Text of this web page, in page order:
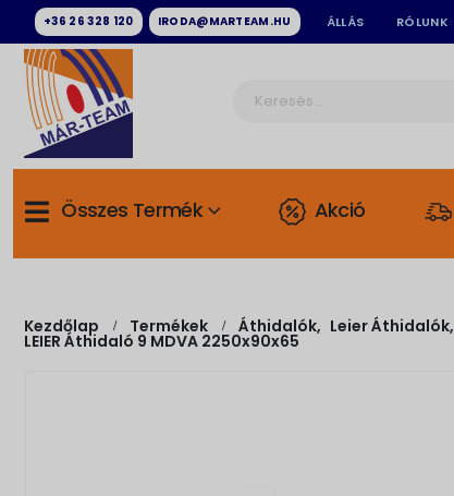
+36 26 328 120 IRODA@MARTEAM.HU ÁLLÁS RÓLUNK
Összes Termék Akció
Kezdőlap Termékek Áthidalók, Leier Áthidalók,
LEIER Áthidaló 9 MDVA 2250x90x65